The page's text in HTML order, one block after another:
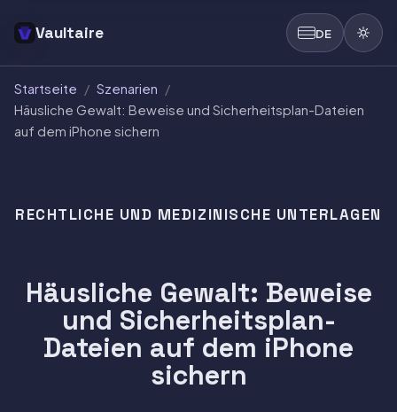
Vaultaire DE
Startseite / Szenarien /
Häusliche Gewalt: Beweise und Sicherheitsplan-Dateien
auf dem iPhone sichern
RECHTLICHE UND MEDIZINISCHE UNTERLAGEN
Häusliche Gewalt: Beweise
und Sicherheitsplan-
Dateien auf dem iPhone
sichern